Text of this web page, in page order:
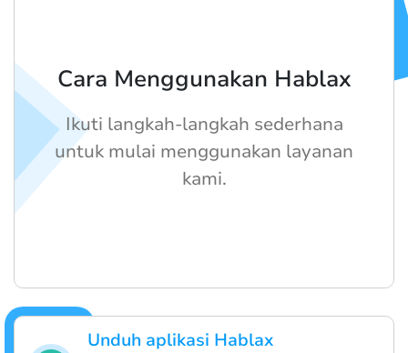
Unduh aplikasi Hablax
Cara Menggunakan Hablax
Ikuti langkah-langkah sederhana
untuk mulai menggunakan layanan
kami.